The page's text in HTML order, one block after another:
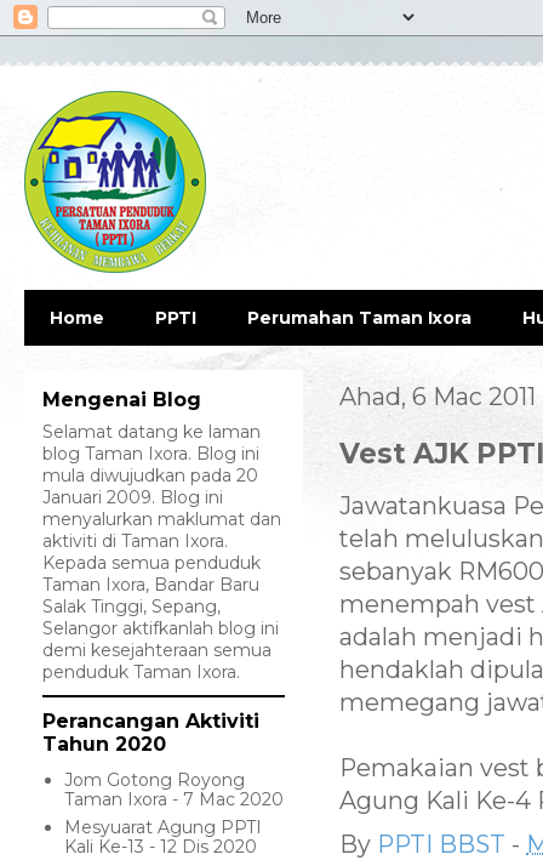
Home PPTI Perumahan Taman Ixora
Ahad, 6 Mac 2011
Vest AJK PPTI
Jawatankuasa
telah
sebanyak
menempah vest
adalah menjadi
hendaklah
memegang
Pemakaian vest
Agung Kali Ke-4
By PPTI BBST -
Mengenai Blog
Selamat datang ke laman
blog Taman Ixora. Blog ini
mula diwujudkan pada 20
Januari 2009. Blog ini
menyalurkan maklumat dan
aktiviti di Taman Ixora.
Kepada semua penduduk
Taman Ixora, Bandar Baru
Salak Tinggi, Sepang,
Selangor aktifkanlah blog ini
demi kesejahteraan semua
penduduk Taman Ixora.
Perancangan Aktiviti
Tahun 2020
Jom Gotong Royong
Taman Ixora - 7 Mac 2020
Mesyuarat Agung PPTI
Kali Ke-13 - 12 Dis 2020